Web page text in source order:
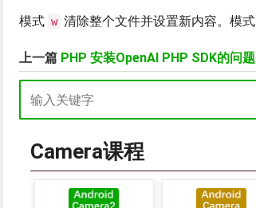
模式 w 清除整个文件并设置新内容。模式
上一篇 PHP 安装OpenAI PHP SDK的问题
Camera课程